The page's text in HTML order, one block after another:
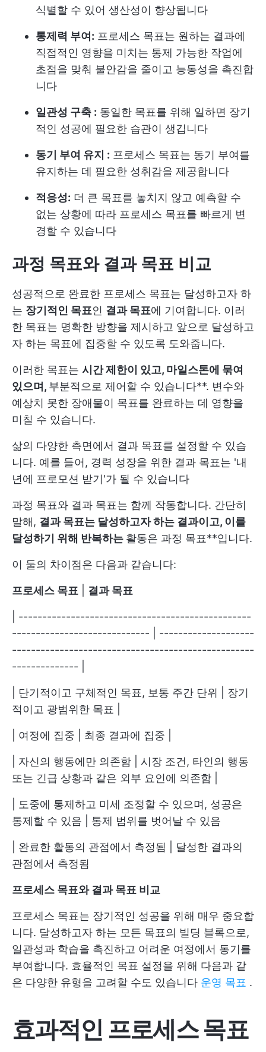
식별할 수 있어 생산성이 향상됩니다
통제력 부여: 프로세스 목표는 원하는 결과에
직접적인 영향을 미치는 통제 가능한 작업에
초점을 맞춰 불안감을 줄이고 능동성을 촉진합
니다
일관성 구축 : 동일한 목표를 위해 일하면 장기
적인 성공에 필요한 습관이 생깁니다
동기 부여 유지 : 프로세스 목표는 동기 부여를
유지하는 데 필요한 성취감을 제공합니다
적응성: 더 큰 목표를 놓치지 않고 예측할 수
없는 상황에 따라 프로세스 목표를 빠르게 변
경할 수 있습니다
과정 목표와 결과 목표 비교
성공적으로 완료한 프로세스 목표는 달성하고자 하
는 장기적인 목표인 결과 목표에 기여합니다. 이러
한 목표는 명확한 방향을 제시하고 앞으로 달성하고
자 하는 목표에 집중할 수 있도록 도와줍니다.
이러한 목표는 시간 제한이 있고, 마일스톤에 묶여
있으며, 부분적으로 제어할 수 있습니다**. 변수와
예상치 못한 장애물이 목표를 완료하는 데 영향을
미칠 수 있습니다.
삶의 다양한 측면에서 결과 목표를 설정할 수 있습
니다. 예를 들어, 경력 성장을 위한 결과 목표는 '내
년에 프로모션 받기'가 될 수 있습니다
과정 목표와 결과 목표는 함께 작동합니다. 간단히
말해, 결과 목표는 달성하고자 하는 결과이고, 이를
달성하기 위해 반복하는 활동은 과정 목표**입니다.
이 둘의 차이점은 다음과 같습니다:
프로세스 목표 결과 목표
| -------------------------------------------------
----------------------------- | --------------------
---------------------------------------------------
-------------- |
| 단기적이고 구체적인 목표, 보통 주간 단위 | 장기
적이고 광범위한 목표 |
| 여정에 집중 | 최종 결과에 집중 |
| 자신의 행동에만 의존함 | 시장 조건, 타인의 행동
또는 긴급 상황과 같은 외부 요인에 의존함 |
| 도중에 통제하고 미세 조정할 수 있으며, 성공은
통제할 수 있음 | 통제 범위를 벗어날 수 있음
| 완료한 활동의 관점에서 측정됨 | 달성한 결과의
관점에서 측정됨
프로세스 목표와 결과 목표 비교
프로세스 목표는 장기적인 성공을 위해 매우 중요합
니다. 달성하고자 하는 모든 목표의 빌딩 블록으로,
일관성과 학습을 촉진하고 어려운 여정에서 동기를
부여합니다. 효율적인 목표 설정을 위해 다음과 같
은 다양한 유형을 고려할 수도 있습니다 운영 목표 .
효과적인 프로세스 목표